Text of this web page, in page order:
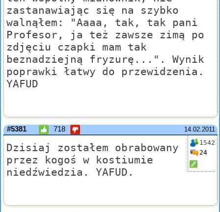
zastanawiając się na szybko
walnąłem: "Aaaa, tak, tak pani
Profesor, ja też zawsze zimą po
zdjęciu czapki mam tak
beznadziejną fryzurę...". Wynik
poprawki łatwy do przewidzenia.
YAFUD
14.02.2011
#5381 718
1542
24
Dzisiaj zostałem obrabowany
przez kogoś w kostiumie
niedźwiedzia. YAFUD.